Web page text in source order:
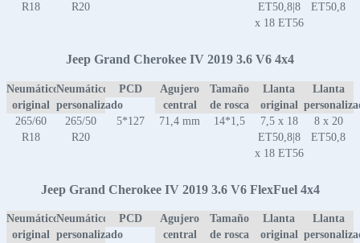
R18
R20
ET50,8|8
x 18 ET56
ET50,8
Jeep Grand Cherokee IV 2019 3.6 V6 4x4
Neumático
original
Neumático
personalizado
PCD
Agujero
central
Tamaño
de rosca
Llanta
original
Llanta
265/60
R18
265/50
R20
5*127 71,4 mm 14*1,5
7,5 x 18
ET50,8|8
x 18 ET56
8 x 20
ET50,8
Jeep Grand Cherokee IV 2019 3.6 V6 FlexFuel 4x4
Neumático
original
Neumático
personalizado
PCD
Agujero
central
Tamaño
de rosca
Llanta
original
Llanta